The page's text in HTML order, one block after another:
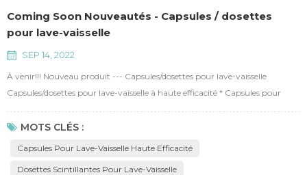
Coming Soon Nouveautés - Capsules / dosettes
pour lave-vaisselle
SEP 14, 2022
À venir!!! Nouveau produit --- Capsules/dosettes pour lave-vaisselle
Capsules/dosettes pour lave-vaisselle à haute efficacité * Capsules pour
lave-vaisselle tout-en-un : dissolution rapide, forte élimination des taches,
sans phosphore, sans résidu alcalin, moins de dépôt de sédiments et effet
MOTS CLÉS :
Capsules Pour Lave-Vaisselle Haute Efficacité
Dosettes Scintillantes Pour Lave-Vaisselle